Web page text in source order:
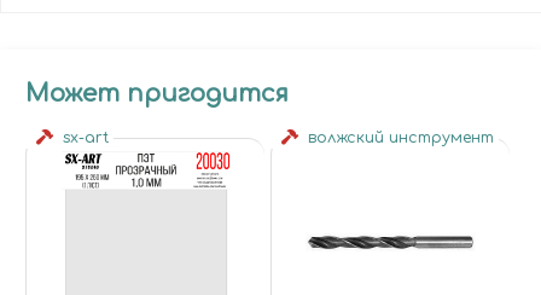
Может пригодится
sx-art волжский инструмент